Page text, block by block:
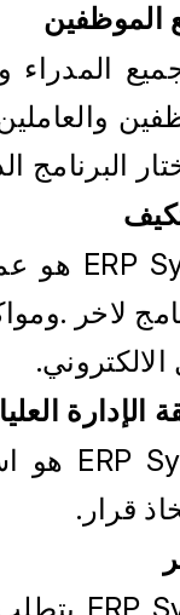
الموظفين
الالكتروني.
العليا
قرار.